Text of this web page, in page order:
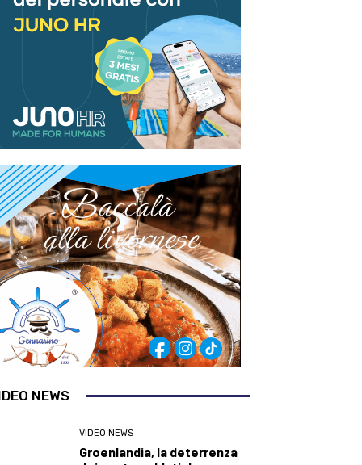
NEWS
VIDEO NEWS
Groenlandia, la deterrenza